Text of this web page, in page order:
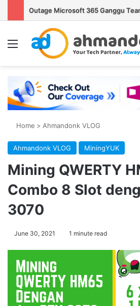
Menu
Home > Ahmandonk VLOG
Ahmandonk VLOG MiningYUK
Mining QWERTY
Combo 8 Slot
3070
June 30, 2021 1 minute read